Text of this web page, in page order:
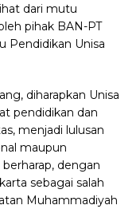
dari mutu
pihak BAN-PT
Pendidikan Unisa
diharapkan Unisa
pendidikan dan
menjadi lulusan
maupun
dengan
sebagai salah
Muhammadiyah